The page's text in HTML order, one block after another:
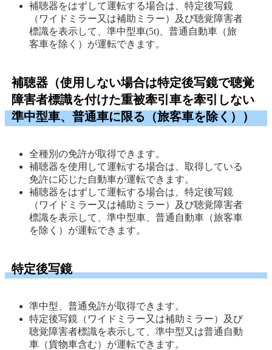
補聴器をはずして運転する場合は、特定後写鏡
（ワイドミラー又は補助ミラー）及び聴覚障害者
標識を表示して、準中型車(5t)、普通自動車（旅
客車を除く）が運転できます。
補聴器（使用しない場合は特定後写鏡で聴覚
障害者標識を付けた重被牽引車を牽引しない
準中型車、普通車に限る（旅客車を除く））
全種別の免許が取得できます。
補聴器を使用して運転する場合は、取得している
免許に応じた自動車が運転できます。
補聴器をはずして運転する場合は、特定後写鏡
（ワイドミラー又は補助ミラー）及び聴覚障害者
標識を表示して、準中型車、普通自動車（旅客車
を除く）が運転できます。
特定後写鏡
準中型、普通免許が取得できます。
特定後写鏡（ワイドミラー又は補助ミラー）及び
聴覚障害者標識を表示して、準中型又は普通自動
車（貨物車含む）が運転できます。